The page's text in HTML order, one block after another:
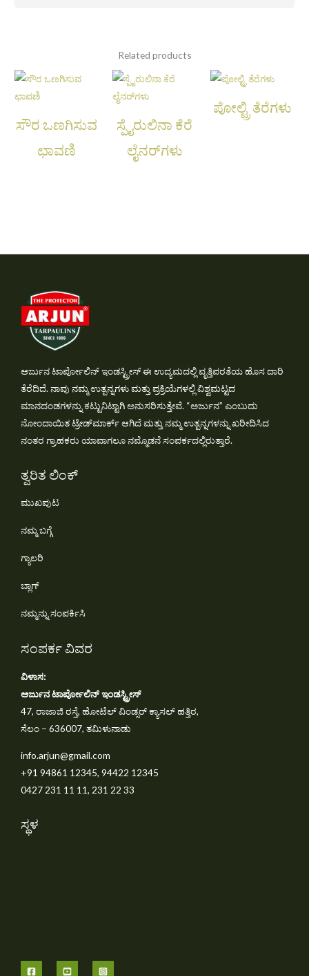
Related products
ಸೌರ ಒಣಗಿಸುವ
ಛಾವಣಿ
ಸ್ಪೈರುಲಿನಾ ಕೆರೆ
ಲೈನರ್‌ಗಳು
ಪೋಲ್ಟ್ರಿ ತೆರೆಗಳು
ಅರ್ಜುನ ಟಾರ್ಪೋಲಿನ್ ಇಂಡಸ್ಟ್ರೀಸ್ ಈ ಉದ್ಯಮದಲ್ಲಿ ವೃತ್ತಿಪರತೆಯ ಹೊಸ ದಾರಿ
ತೆರೆದಿದೆ. ನಾವು ನಮ್ಮ ಉತ್ಪನ್ನಗಳು ಮತ್ತು ಪ್ರಕ್ರಿಯೆಗಳಲ್ಲಿ ವಿಶ್ವಮಟ್ಟದ
ಮಾನದಂಡಗಳನ್ನು ಕಟ್ಟುನಿಟ್ಟಾಗಿ ಅನುಸರಿಸುತ್ತೇವೆ. “ಅರ್ಜುನ” ಎಂಬುದು
ನೋಂದಾಯಿತ ಟ್ರೇಡ್‌ಮಾರ್ಕ್ ಆಗಿದೆ ಮತ್ತು ನಮ್ಮ ಉತ್ಪನ್ನಗಳನ್ನು ಖರೀದಿಸಿದ
ನಂತರ ಗ್ರಾಹಕರು ಯಾವಾಗಲೂ ನಮ್ಮೊಡನೆ ಸಂಪರ್ಕದಲ್ಲಿರುತ್ತಾರೆ.
ತ್ವರಿತ ಲಿಂಕ್
ಮುಖಪುಟ
ನಮ್ಮ ಬಗ್ಗೆ
ಗ್ಯಾಲರಿ
ಬ್ಲಾಗ್
ನಮ್ಮನ್ನು ಸಂಪರ್ಕಿಸಿ
ಸಂಪರ್ಕ ವಿವರ
ವಿಳಾಸ:
ಅರ್ಜುನ ಟಾರ್ಪೋಲಿನ್ ಇಂಡಸ್ಟ್ರೀಸ್
47, ರಾಜಾಜಿ ರಸ್ತೆ, ಹೋಟೆಲ್ ವಿಂಡ್ಸರ್ ಕ್ಯಾಸಲ್ ಹತ್ತಿರ,
ಸೆಲಂ – 636007, ತಮಿಳುನಾಡು
info.arjun@gmail.com
+91 94861 12345, 94422 12345
0427 231 11 11, 231 22 33
ಸ್ಥಳ